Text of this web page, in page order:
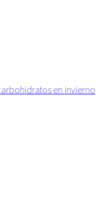
en invierno